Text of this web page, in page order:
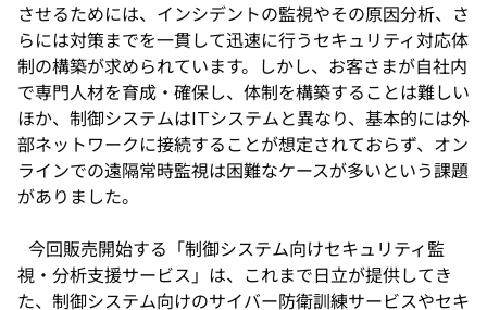
させるためには、インシデントの監視やその原因分析、さ
らには対策までを一貫して迅速に行うセキュリティ対応体
制の構築が求められています。しかし、お客さまが自社内
で専門人材を育成・確保し、体制を構築することは難しい
ほか、制御システムはITシステムと異なり、基本的には外
部ネットワークに接続することが想定されておらず、オン
ラインでの遠隔常時監視は困難なケースが多いという課題
がありました。
今回販売開始する「制御システム向けセキュリティ監
視・分析支援サービス」は、これまで日立が提供してき
た、制御システム向けのサイバー防衛訓練サービスやセキ